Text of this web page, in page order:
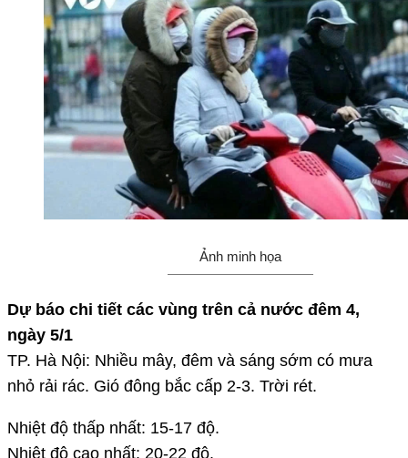
Ảnh minh họa
Dự báo chi tiết các vùng trên cả nước đêm 4,
ngày 5/1
TP. Hà Nội: Nhiều mây, đêm và sáng sớm có mưa
nhỏ rải rác. Gió đông bắc cấp 2-3. Trời rét.
Nhiệt độ thấp nhất: 15-17 độ.
Nhiệt độ cao nhất: 20-22 độ.